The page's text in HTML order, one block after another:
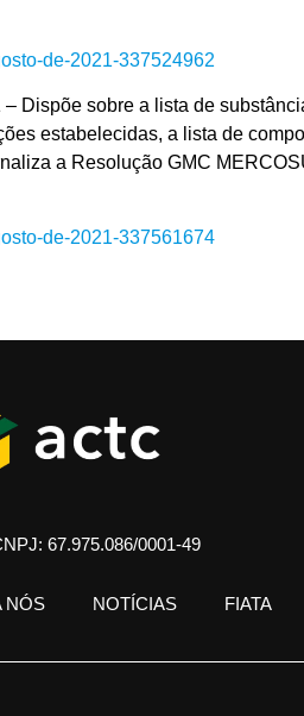
de-2021-337524962
Dispõe sobre a lista de
estabelecidas, a lista de
a Resolução GMC
de-2021-337561674
67.975.086/0001-49
NÓS NOTÍCIAS FIATA